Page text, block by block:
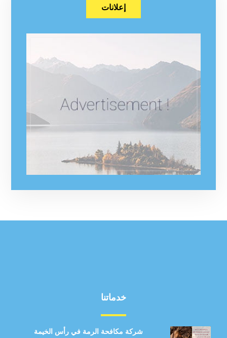
إعلانات
خدماتنا
شركة مكافحة الرمة في رأس الخيمة